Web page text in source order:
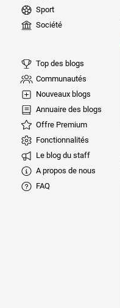
Sport
Société
Top des blogs
Communautés
Nouveaux blogs
Annuaire des blogs
Offre Premium
Fonctionnalités
Le blog du staff
A propos de nous
FAQ